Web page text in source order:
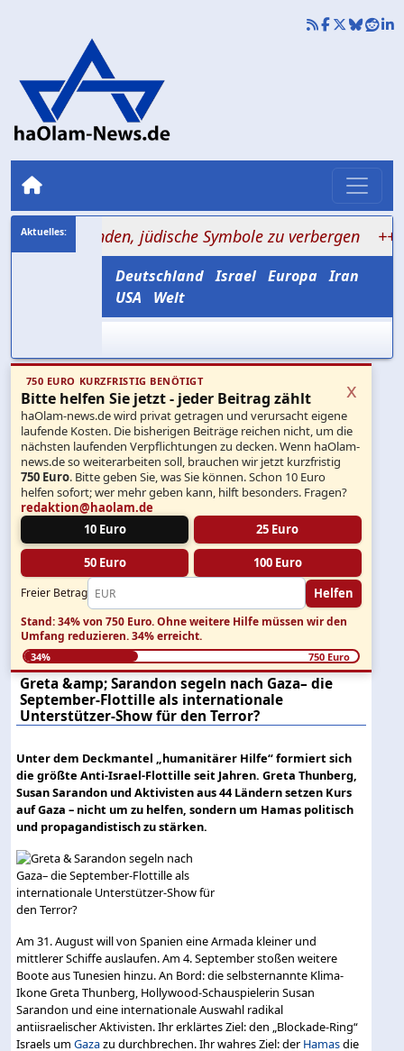
jüdische Symbole zu verbergen +++ Iran
Deutschland Israel Europa Iran
USA
Welt
750 EURO KURZFRISTIG BENÖTIGT
Bitte helfen Sie jetzt - jeder Beitrag zählt
haOlam-news.de wird privat getragen und verursacht eigene
laufende Kosten. Die bisherigen Beiträge reichen nicht, um die
nächsten laufenden Verpflichtungen zu decken. Wenn haOlam-
news.de so weiterarbeiten soll, brauchen wir jetzt kurzfristig
750 Euro. Bitte geben Sie, was Sie können. Schon 10 Euro
helfen sofort; wer mehr geben kann, hilft besonders. Fragen?
redaktion@haolam.de
10 Euro
25 Euro
50 Euro 100 Euro
Freier Betrag Helfen
x
Stand: 34% von 750 Euro.Ohne weitere Hilfe müssen wir den
Umfang reduzieren.34% erreicht.
34% 750 Euro
Greta &amp; Sarandon segeln nach Gaza– die
September-Flottille als internationale
Unterstützer-Show für den Terror?
Unter dem Deckmantel „humanitärer Hilfe“ formiert sich
die größte Anti-Israel-Flottille seit Jahren. Greta Thunberg,
Susan Sarandon und Aktivisten aus 44 Ländern setzen Kurs
auf Gaza – nicht um zu helfen, sondern um Hamas politisch
und propagandistisch zu stärken.
Am 31. August will von Spanien eine Armada kleiner und
mittlerer Schiffe auslaufen. Am 4. September stoßen weitere
Boote aus Tunesien hinzu. An Bord: die selbsternannte Klima-
Ikone Greta Thunberg, Hollywood-Schauspielerin Susan
Sarandon und eine internationale Auswahl radikal
antiisraelischer Aktivisten. Ihr erklärtes Ziel: den „Blockade-Ring“
Israels umGazazu durchbrechen. Ihr wahres Ziel: der Hamasdie